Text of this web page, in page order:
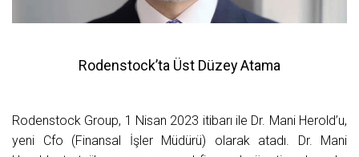
Rodenstock’ta Üst Düzey Atama
Rodenstock Group, 1 Nisan 2023 itibarı ile Dr. Mani Herold’u,
yeni Cfo (Finansal İşler Müdürü) olarak atadı. Dr. Mani